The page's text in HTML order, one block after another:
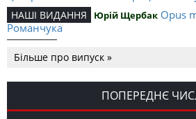
НАШІ ВИДАННЯ Юрій Щербак Opus
Романчука
Романчука
Editorial Oleh K. Romanchuk
уособлення української
Більше про випуск »
ПОПЕРЕДНЄ